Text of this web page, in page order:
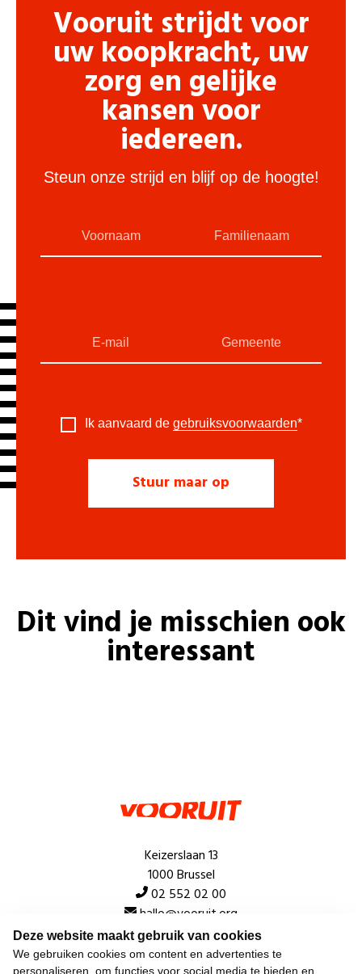
Deze website maakt gebruik van cookies
We gebruiken cookies om content en advertenties te
personaliseren, om functies voor social media te bieden en
Vooruit strijdt voor
uw koopkracht, uw
zorg en gelijke
kansen voor
iedereen.
Steun onze strijd en blijf op de hoogte!
Ik aanvaard de gebruiksvoorwaarden*
Dit vind je misschien ook
interessant
Keizerslaan 13
1000 Brussel
02 552 02 00
hallo@vooruit.org
Snel